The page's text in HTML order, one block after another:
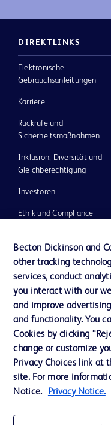
DIREKTLINKS
Elektronische
Gebrauchsanleitungen
Karriere
Rückrufe und
Sicherheitsmaßnahmen
Inklusion, Diversität und
Gleichberechtigung
Investoren
Ethik und Compliance
Neuigkeiten, Medien und
Support
Unser Unternehmen
AGB
Kontaktieren Sie uns
Cookie-Einstellungen
Becton Dickinson and
other tracking
services, conduct
you interact with our
and improve
and functionality. You
Cookies by clicking
change or customize
Privacy Choices link at
site. For more
Notice.
Privacy Notice.